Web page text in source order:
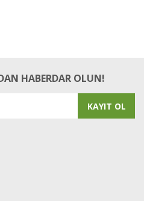
HABERDAR OLUN!
KAYIT OL